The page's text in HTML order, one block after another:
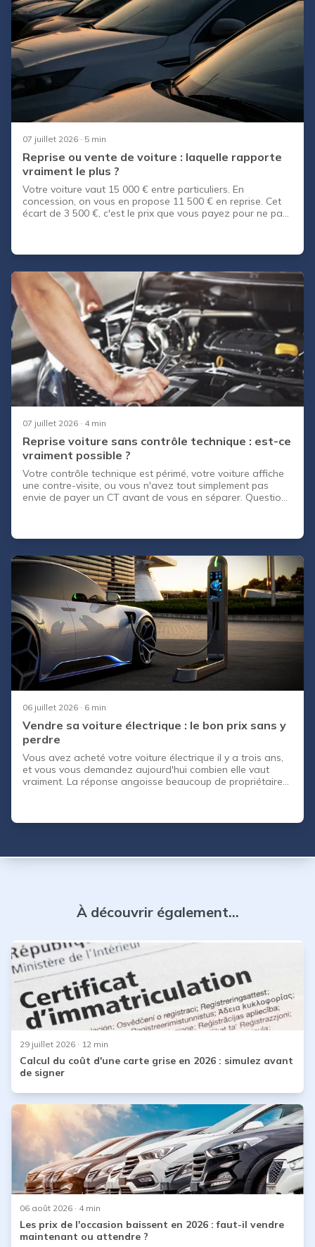
07 juillet 2026 · 5 min
Reprise ou vente de voiture : laquelle rapporte
vraiment le plus ?
Votre voiture vaut 15 000 € entre particuliers. En
concession, on vous en propose 11 500 € en reprise. Cet
écart de 3 500 €, c'est le prix que vous payez pour ne pas
davantage, mais demande du temps et expose à
quelques risques. Choisir entre reprise ou vente dépend
surtout de votre pri
07 juillet 2026 · 4 min
Reprise voiture sans contrôle technique : est-ce
vraiment possible ?
Votre contrôle technique est périmé, votre voiture affiche
une contre-visite, ou vous n'avez tout simplement pas
envie de payer un CT avant de vous en séparer. Question
vous cédez votre véhicule à un particulier ou à un
professionnel de l'automobile, les règles changent
06 juillet 2026 · 6 min
Vendre sa voiture électrique : le bon prix sans y
perdre
Vous avez acheté votre voiture électrique il y a trois ans,
et vous vous demandez aujourd'hui combien elle vaut
vraiment. La réponse angoisse beaucoup de propriétaires :
À découvrir également...
29 juillet 2026 · 12 min
Calcul du coût d'une carte grise en 2026 : simulez avant
de signer
06 août 2026 · 4 min
Les prix de l'occasion baissent en 2026 : faut-il vendre
maintenant ou attendre ?